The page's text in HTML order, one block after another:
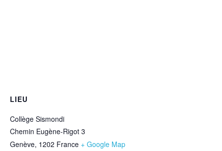
LIEU
Collège Sismondi
Chemin Eugène-Rigot 3
Genève, 1202 France + Google Map